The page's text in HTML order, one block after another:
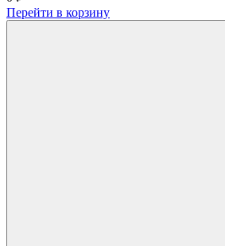
Перейти в корзину